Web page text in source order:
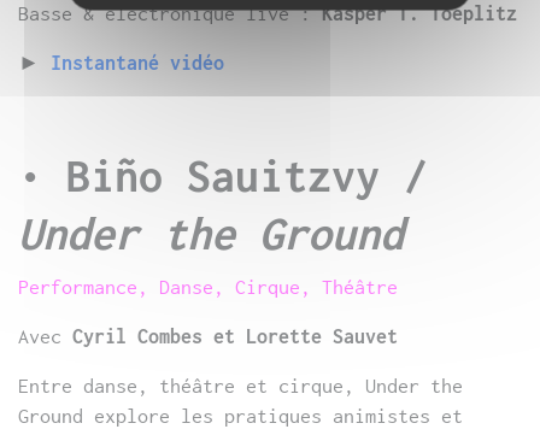
Basse & électronique live :Kasper T. Toeplitz
► Instantané vidéo
•
Biño Sauitzvy /
Under the Ground
Performance, Danse, Cirque, Théâtre
Avec Cyril Combes et Lorette Sauvet
Entre danse, théâtre et cirque, Under the
Ground explore les pratiques animistes et